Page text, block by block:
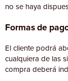
no se haya
Formas de
El cliente podrá
cualquiera de las
compra deberá